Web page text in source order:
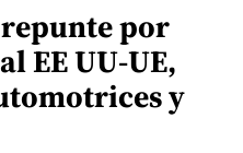
repunte por
EE UU-UE,
y